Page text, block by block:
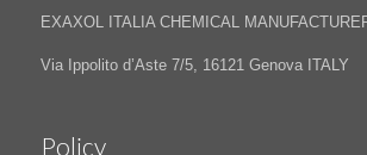
EXAXOL ITALIA CHEMICAL
Via Ippolito d’Aste 7/5, 16121 Genova ITALY
Policy